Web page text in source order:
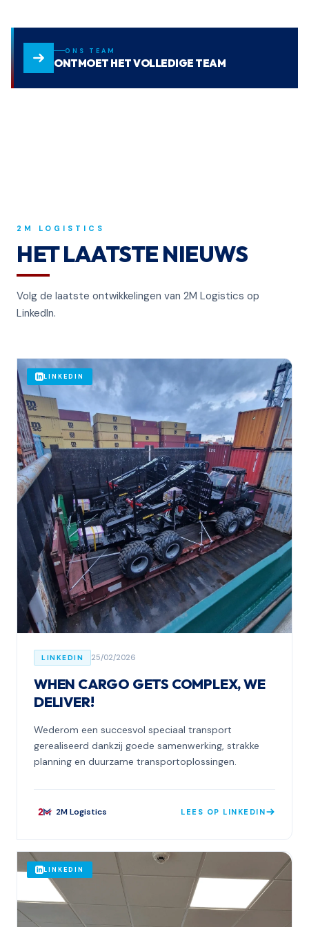
ONS TEAM
ONTMOET HET VOLLEDIGE TEAM
2M LOGISTICS
HET LAATSTE NIEUWS
Volg de laatste ontwikkelingen van 2M Logistics op
LinkedIn.
LINKEDIN
LINKEDIN 25/02/2026
WHEN CARGO GETS COMPLEX, WE
DELIVER!
Wederom een succesvol speciaal transport
gerealiseerd dankzij goede samenwerking, strakke
planning en duurzame transportoplossingen.
2M Logistics LEES OP LINKEDIN
LINKEDIN